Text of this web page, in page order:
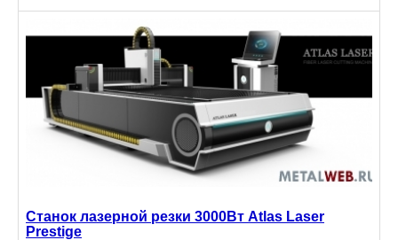
силиконовым уплотнителем. Трубопровод
рассчитан: рабочее давление до
Станок лазерной резки 3000Вт Atlas Laser
Prestige